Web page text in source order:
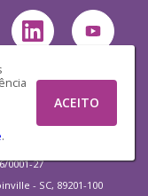
.
ACEITO
0001-27
- SC, 89201-100